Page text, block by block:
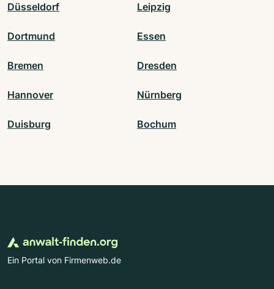
Düsseldorf Leipzig
Dortmund Essen
Bremen Dresden
Hannover Nürnberg
Duisburg Bochum
Ein Portal von Firmenweb.de